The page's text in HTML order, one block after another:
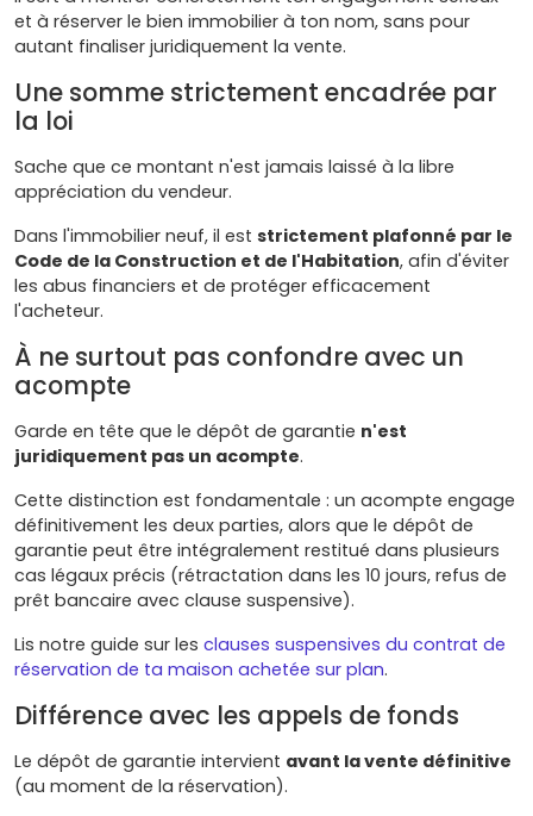
et à réserver le bien immobilier à ton nom, sans pour
autant finaliser juridiquement la vente.
Une somme strictement encadrée par
la loi
Sache que ce montant n'est jamais laissé à la libre
appréciation du vendeur.
Dans l'immobilier neuf, il est strictement plafonné par le
Code de la Construction et de l'Habitation, afin d'éviter
les abus financiers et de protéger efficacement
l'acheteur.
À ne surtout pas confondre avec un
acompte
Garde en tête que le dépôt de garantie n'est
juridiquement pas un acompte.
Cette distinction est fondamentale : un acompte engage
définitivement les deux parties, alors que le dépôt de
garantie peut être intégralement restitué dans plusieurs
cas légaux précis (rétractation dans les 10 jours, refus de
prêt bancaire avec clause suspensive).
Lis notre guide sur les clauses suspensives du contrat de
réservation de ta maison achetée sur plan.
Différence avec les appels de fonds
Le dépôt de garantie intervient avant la vente définitive
(au moment de la réservation).